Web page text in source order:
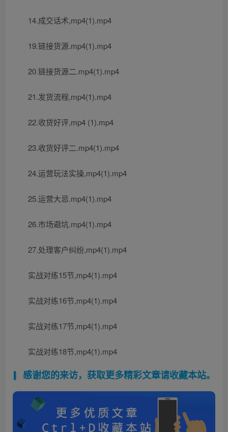
14.成交话术,mp4(1).mp4
19.链接货源.mp4(1).mp4
20.链接货源二.mp4(1).mp4
21.发货流程,mp4(1).mp4
22.收贷好评,mp4 (1).mp4
23.收货好评二.mp4(1).mp4
24.运营玩法实操,mp4(1).mp4
25.运营大忌.mp4(1).mp4
26.市场避坑.mp4(1).mp4
27.处理客户纠纷,mp4(1).mp4
实战对练15节,mp4(1).mp4
实战对练16节,mp4(1).mp4
实战对练17节,mp4(1).mp4
实战对练18节,mp4(1).mp4
感谢您的来访，获取更多精彩文章请收藏本站。